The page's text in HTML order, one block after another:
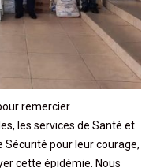
remercier
les services de Santé et
Sécurité pour leur courage,
cette épidémie. Nous